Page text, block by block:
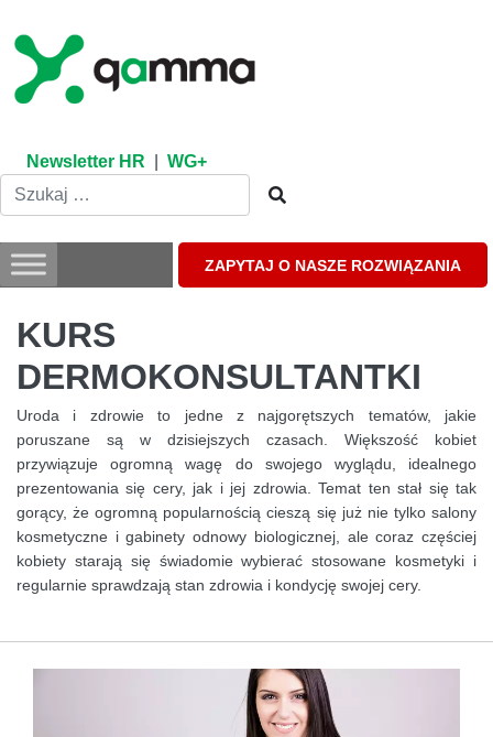
content
Newsletter HR WG+
ZAPYTAJ O NASZE ROZWIĄZANIA
KURS
DERMOKONSULTANTKI
Uroda i zdrowie to jedne z najgorętszych tematów, jakie
poruszane są w dzisiejszych czasach. Większość kobiet
przywiązuje ogromną wagę do swojego wyglądu, idealnego
prezentowania się cery, jak i jej zdrowia. Temat ten stał się tak
gorący, że ogromną popularnością cieszą się już nie tylko salony
kosmetyczne i gabinety odnowy biologicznej, ale coraz częściej
kobiety starają się świadomie wybierać stosowane kosmetyki i
regularnie sprawdzają stan zdrowia i kondycję swojej cery.